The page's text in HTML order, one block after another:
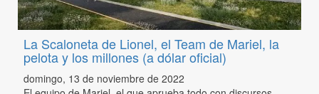
La Scaloneta de Lionel, el Team de Mariel, la
pelota y los millones (a dólar oficial)
domingo, 13 de noviembre de 2022